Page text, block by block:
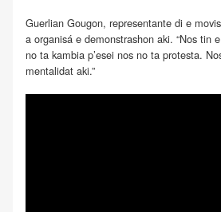
Guerlian Gougon, representante di e
a organisá e demonstrashon aki. “Nos tin
no ta kambia p’esei nos no ta protesta.
mentalidat aki.”